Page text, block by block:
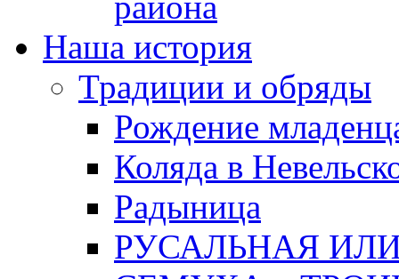
Наша история
Традиции и обряды
Рождение
Коляда в
Радыница
РУСАЛЬНАЯ